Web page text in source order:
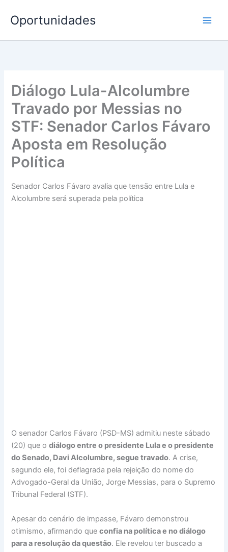
para
conteúdo
Oportunidades
Diálogo Lula-Alcolumbre
Travado por Messias no
STF: Senador Carlos Fávaro
Aposta em Resolução
Política
Senador Carlos Fávaro avalia que tensão entre Lula e
Alcolumbre será superada pela política
O senador Carlos Fávaro (PSD-MS) admitiu neste sábado
(20) que odiálogo entre o presidente Lula e o presidente
do Senado, Davi Alcolumbre, segue travado. A crise,
segundo ele, foi deflagrada pela rejeição do nome do
Advogado-Geral da União, Jorge Messias, para o Supremo
Tribunal Federal (STF).
Apesar do cenário de impasse, Fávaro demonstrou
otimismo, afirmando queconfia na política e no diálogo
para a resolução da questão. Ele revelou ter buscado a